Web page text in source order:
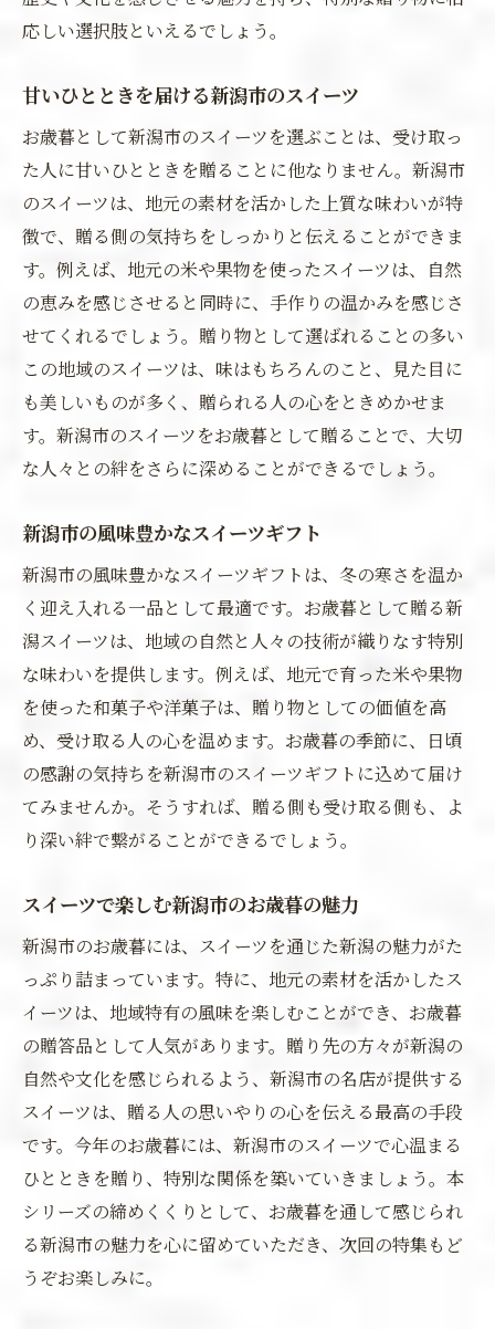
応しい選択肢といえるでしょう。
甘いひとときを届ける新潟市のスイーツ
お歳暮として新潟市のスイーツを選ぶことは、受け取っ
た人に甘いひとときを贈ることに他なりません。新潟市
のスイーツは、地元の素材を活かした上質な味わいが特
徴で、贈る側の気持ちをしっかりと伝えることができま
す。例えば、地元の米や果物を使ったスイーツは、自然
の恵みを感じさせると同時に、手作りの温かみを感じさ
せてくれるでしょう。贈り物として選ばれることの多い
この地域のスイーツは、味はもちろんのこと、見た目に
も美しいものが多く、贈られる人の心をときめかせま
す。新潟市のスイーツをお歳暮として贈ることで、大切
な人々との絆をさらに深めることができるでしょう。
新潟市の風味豊かなスイーツギフト
新潟市の風味豊かなスイーツギフトは、冬の寒さを温か
く迎え入れる一品として最適です。お歳暮として贈る新
潟スイーツは、地域の自然と人々の技術が織りなす特別
な味わいを提供します。例えば、地元で育った米や果物
を使った和菓子や洋菓子は、贈り物としての価値を高
め、受け取る人の心を温めます。お歳暮の季節に、日頃
の感謝の気持ちを新潟市のスイーツギフトに込めて届け
てみませんか。そうすれば、贈る側も受け取る側も、よ
り深い絆で繋がることができるでしょう。
スイーツで楽しむ新潟市のお歳暮の魅力
新潟市のお歳暮には、スイーツを通じた新潟の魅力がた
っぷり詰まっています。特に、地元の素材を活かしたス
イーツは、地域特有の風味を楽しむことができ、お歳暮
の贈答品として人気があります。贈り先の方々が新潟の
自然や文化を感じられるよう、新潟市の名店が提供する
スイーツは、贈る人の思いやりの心を伝える最高の手段
です。今年のお歳暮には、新潟市のスイーツで心温まる
ひとときを贈り、特別な関係を築いていきましょう。本
シリーズの締めくくりとして、お歳暮を通して感じられ
る新潟市の魅力を心に留めていただき、次回の特集もど
うぞお楽しみに。